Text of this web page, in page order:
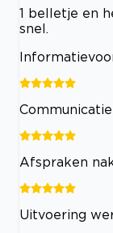
1 belletje en
snel.
Communicatie
Afspraken
Uitvoering